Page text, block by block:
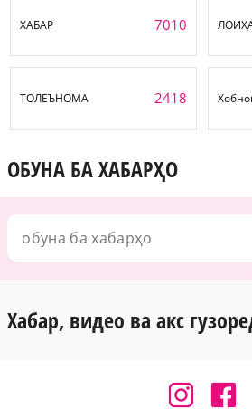
ХАБАР 7010
ТОЛЕЪНОМА 2418
ОБУНА БА ХАБАРҲО
Хабар, видео ва акс